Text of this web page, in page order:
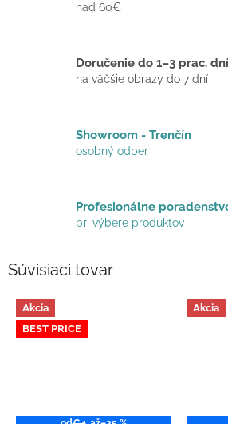
nad 60€
Doručenie do 1–3 prac. dní
na väčšie obrazy do 7 dní
Showroom - Trenčín
osobný odber
Profesionálne
pri výbere produktov
Súvisiaci tovar
Akcia
BEST PRICE
Akcia